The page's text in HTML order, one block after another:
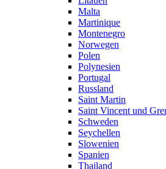
Malta
Martinique
Montenegro
Norwegen
Polen
Polynesien
Portugal
Russland
Saint Martin
Saint Vincent und
Schweden
Seychellen
Slowenien
Spanien
Thailand